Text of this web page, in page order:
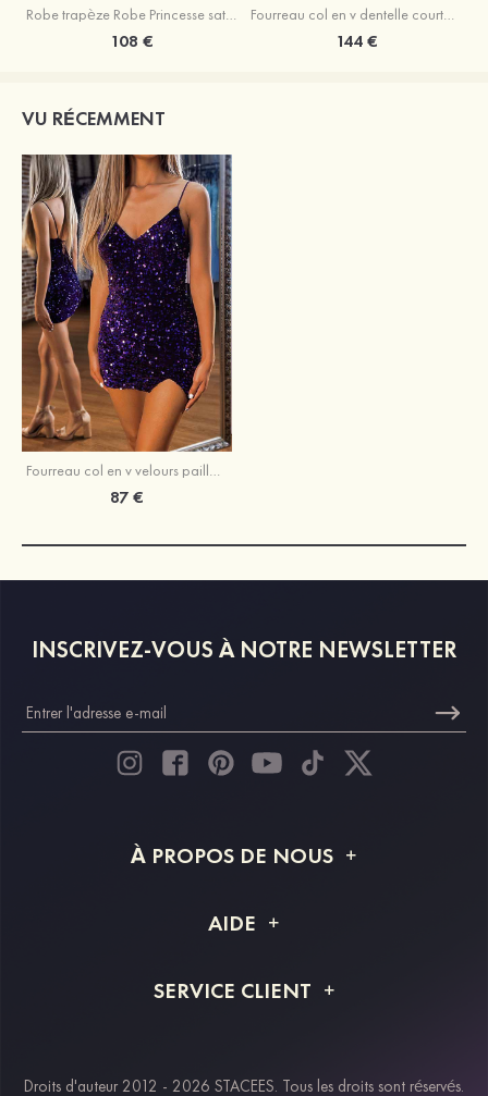
Robe trapèze Robe Princesse satin sans manches courte/mini robe de fête de la rentrée
108 €
Fourreau col en v dentelle courte/mini robe de fête de la rentré avec perles
144 €
VU RÉCEMMENT
Fourreau col en v velours paillettes courte/mini robe de fête de la rentrée
87 €
INSCRIVEZ-VOUS À NOTRE NEWSLETTER
À PROPOS DE NOUS
Livraison
AIDE
Retour et remboursement
SERVICE CLIENT
Droits d'auteur 2012 - 2026 STACEES. Tous les droits sont réservés.